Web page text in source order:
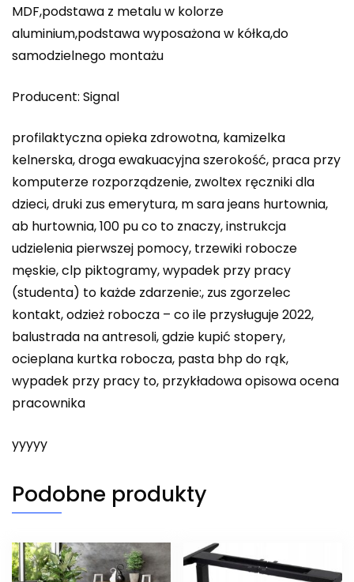
MDF,podstawa z metalu w kolorze
aluminium,podstawa wyposażona w kółka,do
samodzielnego montażu
Producent: Signal
profilaktyczna opieka zdrowotna, kamizelka
kelnerska, droga ewakuacyjna szerokość, praca przy
komputerze rozporządzenie, zwoltex ręczniki dla
dzieci, druki zus emerytura, m sara jeans hurtownia,
ab hurtownia, 100 pu co to znaczy, instrukcja
udzielenia pierwszej pomocy, trzewiki robocze
męskie, clp piktogramy, wypadek przy pracy
(studenta) to każde zdarzenie:, zus zgorzelec
kontakt, odzież robocza – co ile przysługuje 2022,
balustrada na antresoli, gdzie kupić stopery,
ocieplana kurtka robocza, pasta bhp do rąk,
wypadek przy pracy to, przykładowa opisowa ocena
pracownika
yyyyy
Podobne produkty